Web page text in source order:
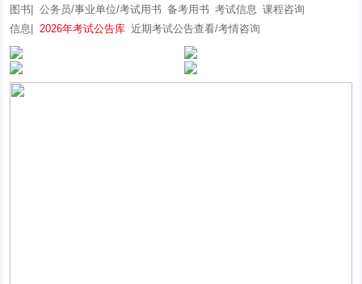
图书| 公务员/事业单位/考试用书 备考用书 考试信息
课程咨询
信息| 2026年考试公告库 近期考试公告查看/考情咨询